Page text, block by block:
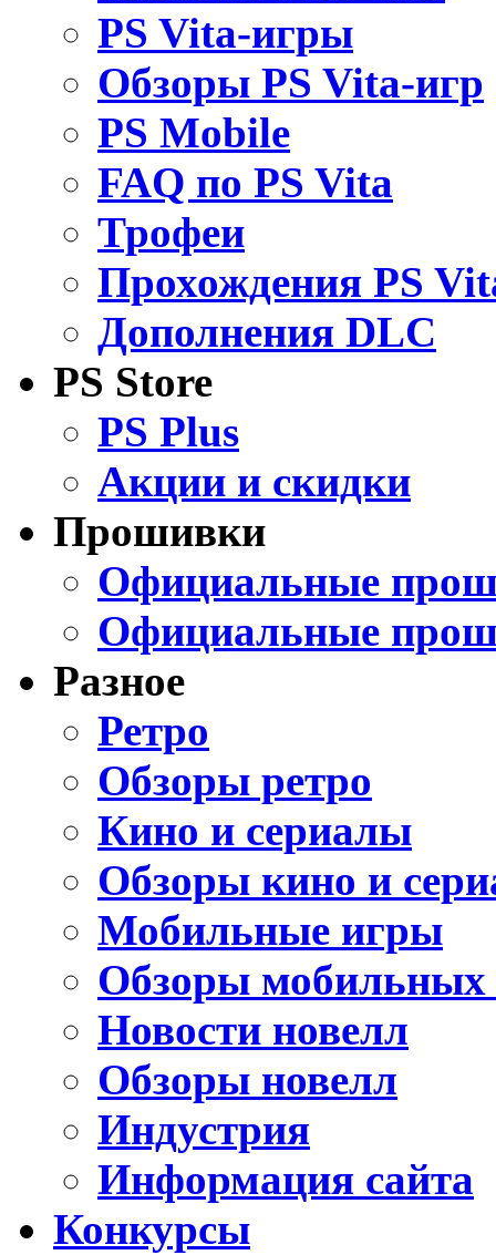
PS Vita-игры
Обзоры PS Vita-игр
PS Mobile
FAQ по PS Vita
Трофеи
Прохождения PS
Дополнения DLC
PS Store
PS Plus
Акции и скидки
Прошивки
Официальные
Официальные
Разное
Ретро
Обзоры ретро
Кино и сериалы
Обзоры кино и
Мобильные игры
Обзоры мобильных
Новости новелл
Обзоры новелл
Индустрия
Информация сайта
Конкурсы